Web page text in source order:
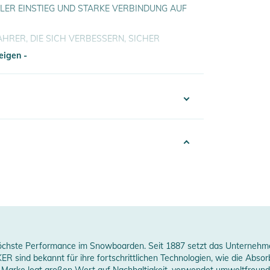
EINSTIEG UND STARKE VERBINDUNG AUF
DIE SICH VERBESSERN, SICHER
-
Performance im Snowboarden. Seit 1887 setzt das
sind bekannt für ihre fortschrittlichen Technologien, wie die